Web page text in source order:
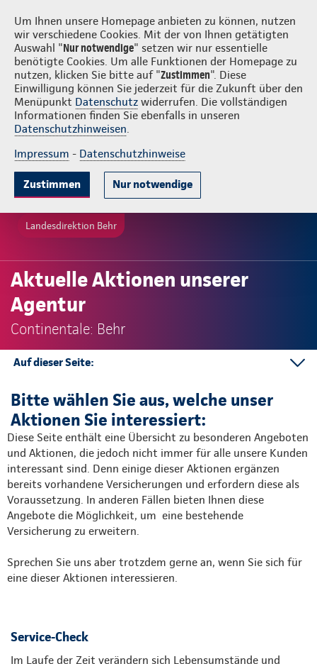
Um Ihnen unsere Homepage anbieten zu können, nutzen
wir verschiedene Cookies. Mit der von Ihnen getätigten
Auswahl "Nur notwendige" setzen wir nur essentielle
benötigte Cookies. Um alle Funktionen der Homepage zu
nutzen, klicken Sie bitte auf "Zustimmen". Diese
Einwilligung können Sie jederzeit für die Zukunft über den
Menüpunkt Datenschutz widerrufen. Die vollständigen
Informationen finden Sie ebenfalls in unseren
Datenschutzhinweisen.
Impressum - Datenschutzhinweise
Zustimmen Nur notwendige
Behr Login
Landesdirektion Behr
Aktuelle Aktionen unserer
Agentur
Continentale: Behr
Auf dieser Seite:
Bitte wählen Sie aus, welche unser
Aktionen Sie interessiert:
Diese Seite enthält eine Übersicht zu besonderen Angeboten
und Aktionen, die jedoch nicht immer für alle unsere Kunden
interessant sind. Denn einige dieser Aktionen ergänzen
bereits vorhandene Versicherungen und erfordern diese als
Voraussetzung. In anderen Fällen bieten Ihnen diese
Angebote die Möglichkeit, um eine bestehende
Versicherung zu erweitern.
Sprechen Sie uns aber trotzdem gerne an, wenn Sie sich für
eine dieser Aktionen interessieren.
Service-Check
Im Laufe der Zeit verändern sich Lebensumstände und